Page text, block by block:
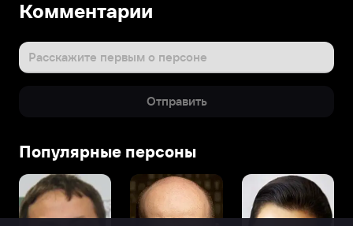
Комментарии
Расскажите первым о персоне
Отправить
Популярные персоны